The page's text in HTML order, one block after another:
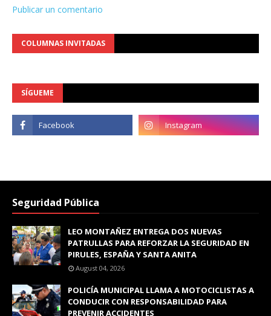
Publicar un comentario
COLUMNAS INVITADAS
SÍGUEME
Seguridad Pública
LEO MONTAÑEZ ENTREGA DOS NUEVAS
PATRULLAS PARA REFORZAR LA SEGURIDAD EN
PIRULES, ESPAÑA Y SANTA ANITA
August 04, 2026
POLICÍA MUNICIPAL LLAMA A MOTOCICLISTAS A
CONDUCIR CON RESPONSABILIDAD PARA
PREVENIR ACCIDENTES